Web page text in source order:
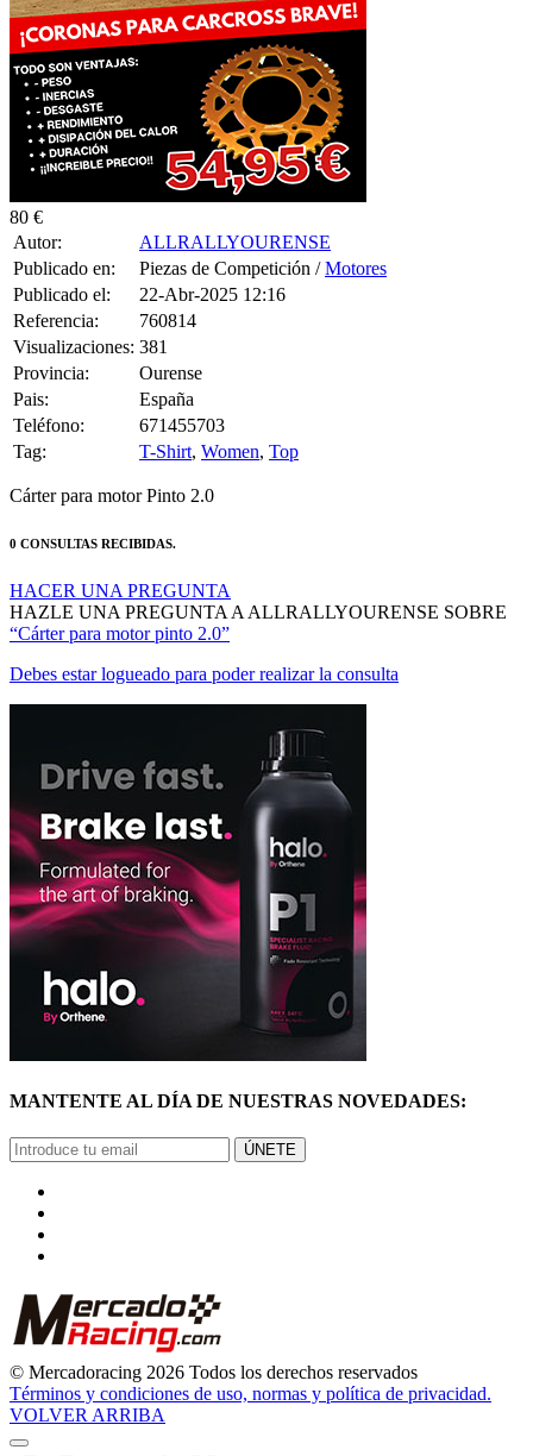
Autor:
Publicado en:
Piezas de Competición /Motores
Publicado el:
22-Abr-2025 12:16
Referencia:
760814
Visualizaciones:
381
Provincia:
Ourense
Pais:
España
Teléfono:
671455703
Tag:
T-Shirt,Women
Cárter para motor Pinto 2.0
HAZLE UNA PREGUNTA A ALLRALLYOURENSE SOBRE
“Cárter para motor pinto 2.0”
Debes estar logueado para poder realizar la consulta
© Mercadoracing 2026 Todos los derechos reservados
Términos y condiciones de uso, normas y política de privacidad.
VOLVER ARRIBA